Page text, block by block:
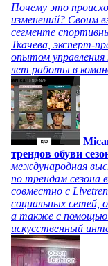
Почему это
изменений? Своим
сегменте
Ткачева, эксперт-
опытом
лет работы в
трендов обуви
международная
по трендам сезона
совместно с
социальных сетей,
а также с помощью
искусственный